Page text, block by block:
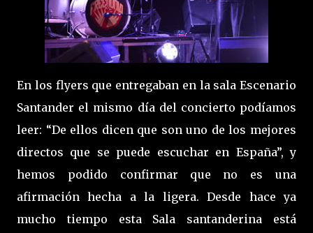
En los flyers que entregaban en la sala Escenario
Santander el mismo día del concierto podíamos
leer: “De ellos dicen que son uno de los mejores
directos que se puede escuchar en España”, y
hemos podido confirmar que no es una
afirmación hecha a la ligera. Desde hace ya
mucho tiempo esta Sala santanderina está